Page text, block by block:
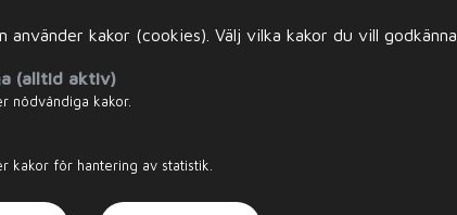
använder kakor (cookies). Välj vilka kakor du vill godkänna.
(alltid aktiv)
nödvändiga kakor.
kakor för hantering av statistik.